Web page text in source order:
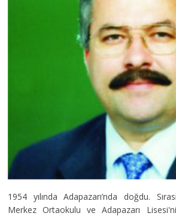
1954 yılında Adapazarı’nda doğdu.
Merkez Ortaokulu ve Adapazarı